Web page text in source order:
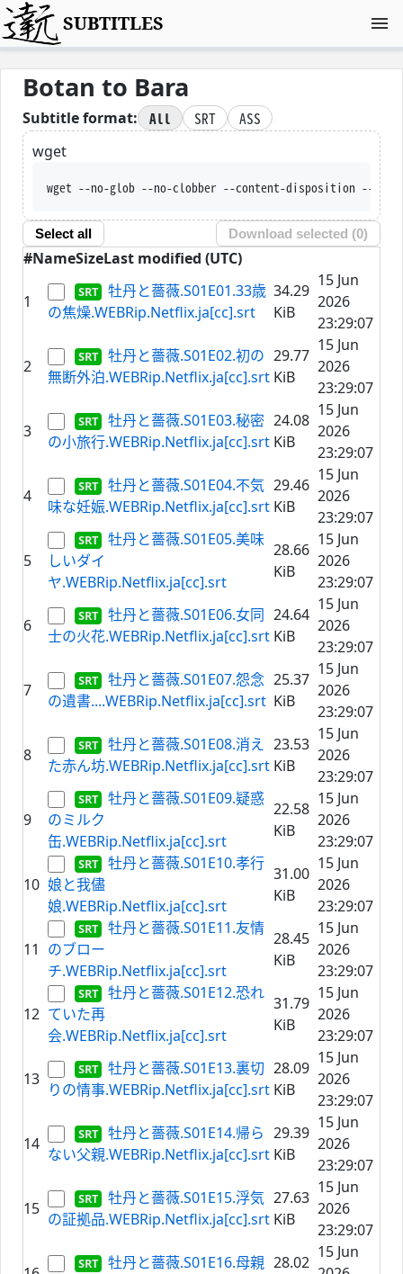
SUBTITLES
Botan to Bara
Subtitle format: All SRT
ASS
wget
wget --no-glob --no-
Select all Download selected (0)
#NameSizeLast modified (UTC)
1
牡丹と薔薇.S01E01.33歳
の焦燥.WEBRip.Netflix.ja[cc].srt
34.29
KiB
15 Jun
2026
23:29:07
2
牡丹と薔薇.S01E02.初の
無断外泊.WEBRip.Netflix.ja[cc].srt
29.77
KiB
15 Jun
2026
23:29:07
3
牡丹と薔薇.S01E03.秘密
の小旅行.WEBRip.Netflix.ja[cc].srt
24.08
KiB
15 Jun
2026
23:29:07
4
牡丹と薔薇.S01E04.不気
味な妊娠.WEBRip.Netflix.ja[cc].srt
29.46
KiB
15 Jun
2026
23:29:07
5
牡丹と薔薇.S01E05.美味
しいダイ
ヤ.WEBRip.Netflix.ja[cc].srt
28.66
KiB
15 Jun
2026
23:29:07
6
牡丹と薔薇.S01E06.女同
士の火花.WEBRip.Netflix.ja[cc].srt
24.64
KiB
15 Jun
2026
23:29:07
7
牡丹と薔薇.S01E07.怨念
の遺書....WEBRip.Netflix.ja[cc].srt
25.37
KiB
15 Jun
2026
23:29:07
8
牡丹と薔薇.S01E08.消え
た赤ん坊.WEBRip.Netflix.ja[cc].srt
23.53
KiB
15 Jun
2026
23:29:07
9
牡丹と薔薇.S01E09.疑惑
のミルク
缶.WEBRip.Netflix.ja[cc].srt
22.58
KiB
15 Jun
2026
23:29:07
10
牡丹と薔薇.S01E10.孝行
娘と我儘
娘.WEBRip.Netflix.ja[cc].srt
31.00
KiB
15 Jun
2026
23:29:07
11
牡丹と薔薇.S01E11.友情
のブロー
チ.WEBRip.Netflix.ja[cc].srt
28.45
KiB
15 Jun
2026
23:29:07
12
牡丹と薔薇.S01E12.恐れ
ていた再
会.WEBRip.Netflix.ja[cc].srt
31.79
KiB
15 Jun
2026
23:29:07
13
牡丹と薔薇.S01E13.裏切
りの情事.WEBRip.Netflix.ja[cc].srt
28.09
KiB
15 Jun
2026
23:29:07
14
牡丹と薔薇.S01E14.帰ら
ない父親.WEBRip.Netflix.ja[cc].srt
29.39
KiB
15 Jun
2026
23:29:07
15
牡丹と薔薇.S01E15.浮気
の証拠品.WEBRip.Netflix.ja[cc].srt
27.63
KiB
15 Jun
2026
23:29:07
牡丹と薔薇.S01E16.母親 28.02
15 Jun